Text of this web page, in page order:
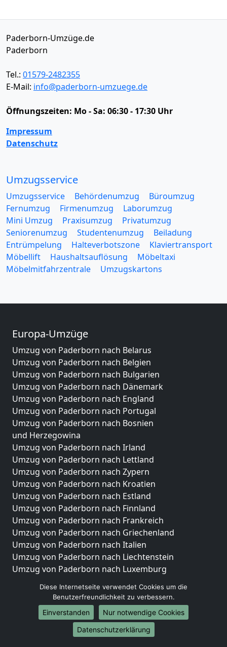
Paderborn-Umzüge.de
Paderborn
Tel.: 01579-2482355
E-Mail: info@paderborn-umzuege.de
Öffnungszeiten: Mo - Sa: 06:30 - 17:30 Uhr
Impressum
Datenschutz
Umzugsservice
Umzugsservice Behördenumzug
Büroumzug
Fernumzug
Firmenumzug
Laborumzug
Mini Umzug
Praxisumzug
Privatumzug
Seniorenumzug
Studentenumzug
Beiladung
Entrümpelung
Halteverbotszone
Klaviertransport
Möbellift
Haushaltsauflösung
Möbeltaxi
Möbelmitfahrzentrale
Umzugskartons
Europa-Umzüge
Umzug von Paderborn nach Belarus
Umzug von Paderborn nach Belgien
Umzug von Paderborn nach Bulgarien
Umzug von Paderborn nach Dänemark
Umzug von Paderborn nach England
Umzug von Paderborn nach Portugal
Umzug von Paderborn nach Bosnien
und Herzegowina
Umzug von Paderborn nach Irland
Umzug von Paderborn nach Lettland
Umzug von Paderborn nach Zypern
Umzug von Paderborn nach Kroatien
Umzug von Paderborn nach Estland
Umzug von Paderborn nach Finnland
Umzug von Paderborn nach Frankreich
Umzug von Paderborn nach Griechenland
Umzug von Paderborn nach Italien
Umzug von Paderborn nach Liechtenstein
Umzug von Paderborn nach Luxemburg
Umzug von Paderborn nach Norwegen
Umzüge-Deutschlandweit
Umzug von Paderborn nach Berlin
Diese Internetseite verwendet Cookies um die
Benutzerfreundlichkeit zu verbessern.
Einverstanden
Nur notwendige Cookies
Datenschutzerklärung